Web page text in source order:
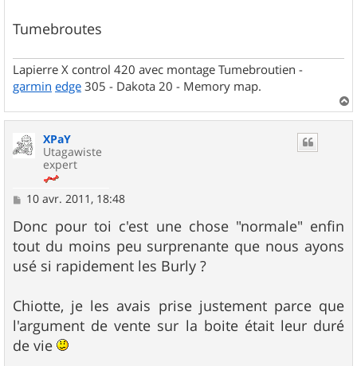
Tumebroutes
Lapierre X control 420 avec montage Tumebroutien -
garmin edge 305 - Dakota 20 - Memory map.
a
XPaY
Utagawiste
expert
M
s
s
a
g
e
10 avr. 2011, 18:48
Donc pour toi c'est une chose "normale" enfin
tout du moins peu surprenante que nous ayons
usé si rapidement les Burly ?
Chiotte, je les avais prise justement parce que
l'argument de vente sur la boite était leur duré
de vie